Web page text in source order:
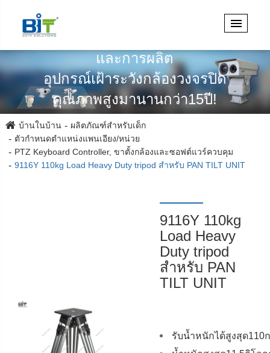
เชี่ยวชาญในการออกแบบวิศวกรรม
และการผลิต
อุปกรณ์เฝ้าระวังกล้องวงจรปิด
คุณภาพสูงมานานกว่า15ปี!
บ้านในบ้าน
ผลิตภัณฑ์สำหรับเด็ก
ตัวกำหนดตำแหน่งแพนเอียง/หน่วย
PTZ Keyboard Controller, ขาตั้งกล้องและซอฟต์แวร์ควบคุม
9116Y 110kg Load Heavy Duty tripod สำหรับ PAN TILT UNIT
9116Y 110kg
Load Heavy
Duty tripod
สำหรับ PAN
TILT UNIT
รับน้ำหนักได้สูงสุด110